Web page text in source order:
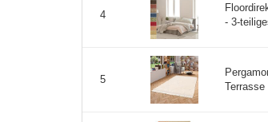
4
- 3-
5
Terrasse